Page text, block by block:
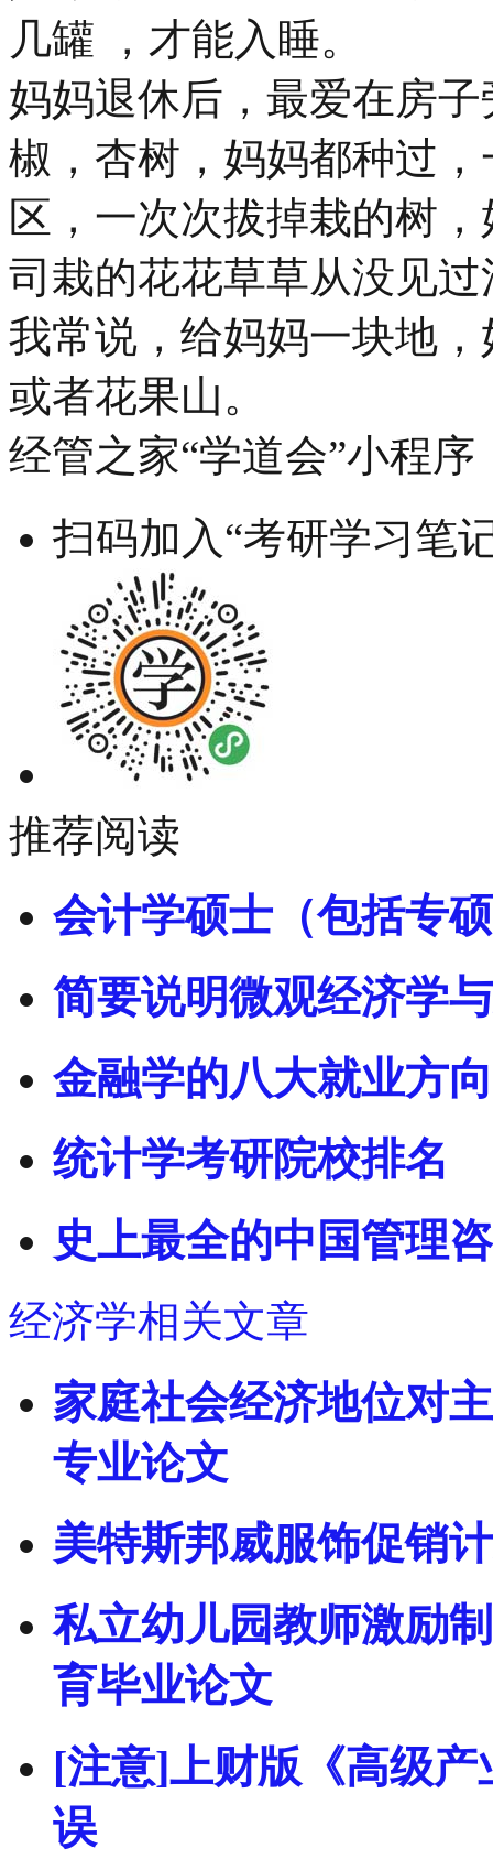
几罐 ，才能入睡。
妈妈退休后，最爱在房
椒，杏树，妈妈都种过
区，一次次拔掉栽的树
司栽的花花草草从没见
我常说，给妈妈一块地
或者花果山。
经管之家“学道会”小程序
扫码加入“考研学习笔
推荐阅读
会计学硕士（包括专
简要说明微观经济学
金融学的八大就业方
统计学考研院校排名
史上最全的中国管理
经济学相关文章
家庭社会经济地位对
专业论文
美特斯邦威服饰促销
私立幼儿园教师激励
育毕业论文
[注意]上财版《高级
误